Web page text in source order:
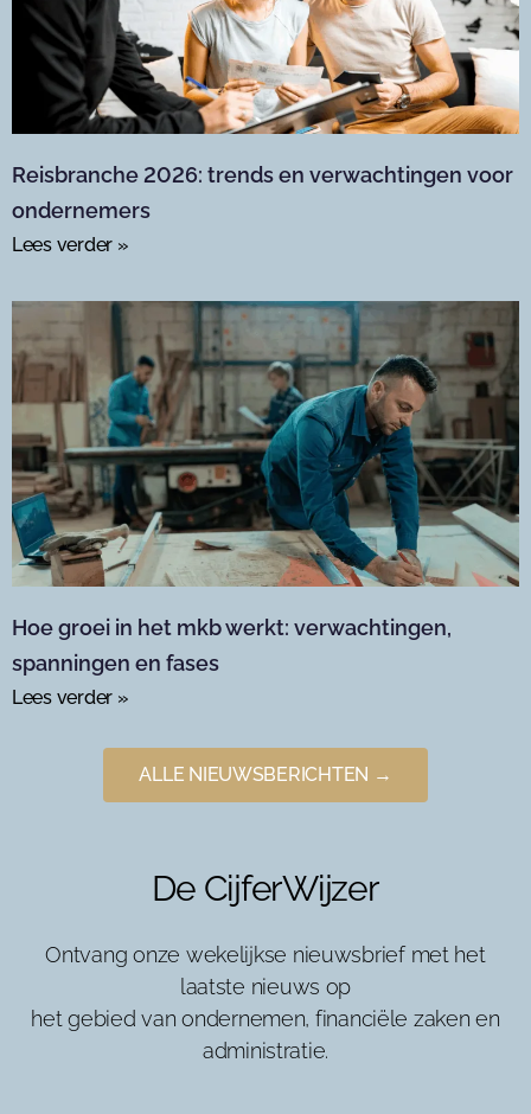
Reisbranche 2026: trends en verwachtingen voor
ondernemers
Lees verder »
Hoe groei in het mkb werkt: verwachtingen,
spanningen en fases
Lees verder »
ALLE NIEUWSBERICHTEN →
De CijferWijzer
Ontvang onze wekelijkse nieuwsbrief met het
laatste nieuws op
het gebied van ondernemen, financiële zaken en
administratie.